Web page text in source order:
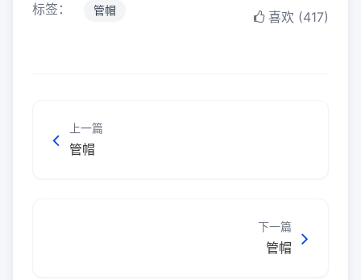
标签： 管帽 喜欢 (417)
上一篇
管帽
下一篇
管帽